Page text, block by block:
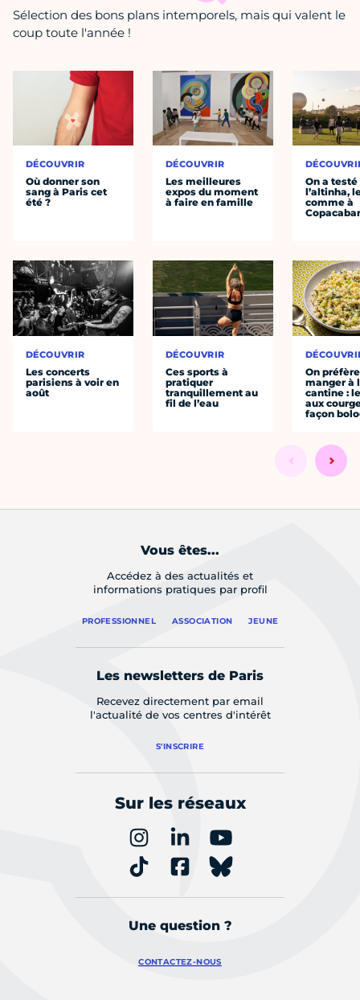
Sélection des bons plans intemporels, mais qui valent le
coup toute l'année !
DÉCOUVRIR
Où donner son
sang à Paris cet
été ?
DÉCOUVRIR
Les concerts
parisiens à voir en
août
DÉCOUVRIR
Les meilleures
expos du moment
à faire en famille
DÉCOUVRIR
Ces sports à
pratiquer
tranquillement au
fil de l’eau
On a testé
l’altinha,
comme à
On préfère
manger à
cantine :
aux
façon
Vous êtes...
Accédez à des actualités et
informations pratiques par profil
PROFESSIONNEL ASSOCIATION JEUNE
Les newsletters de Paris
Recevez directement par email
l'actualité de vos centres d'intérêt
S'INSCRIRE
Sur les réseaux
Une question ?
CONTACTEZ-NOUS